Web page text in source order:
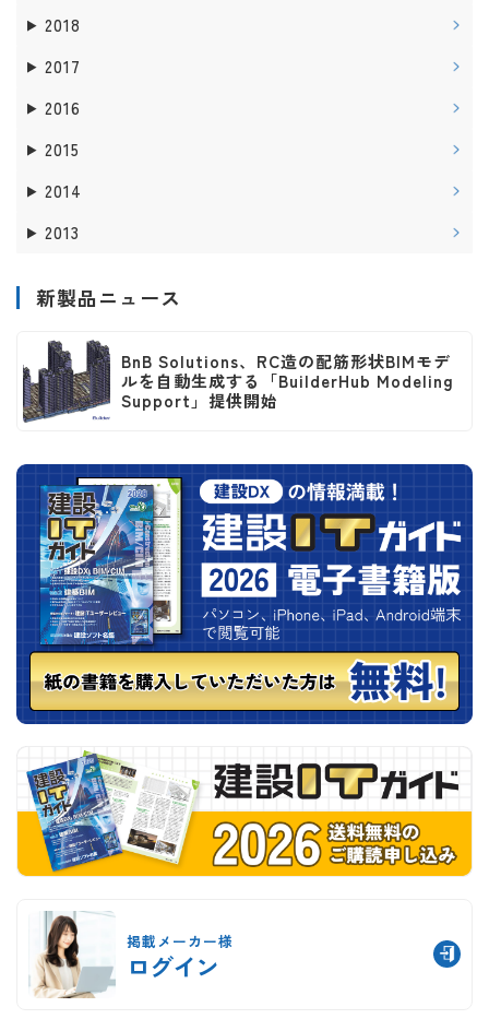
2018
2017
2016
2015
2014
2013
新製品ニュース
BnB Solutions、RC造の配筋形状BIMモデ
ルを自動生成する「BuilderHub Modeling
Support」提供開始
掲載メーカー様
ログイン